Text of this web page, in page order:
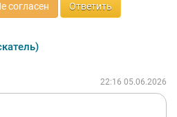
согласен Ответить
22:16 05.06.2026